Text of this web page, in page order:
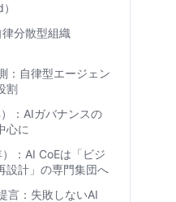
分散型組織
：自律型エージェン
割
：AIガバナンスの
心に
：AI CoEは「ビジ
設計」の専門集団へ
言：失敗しないAI